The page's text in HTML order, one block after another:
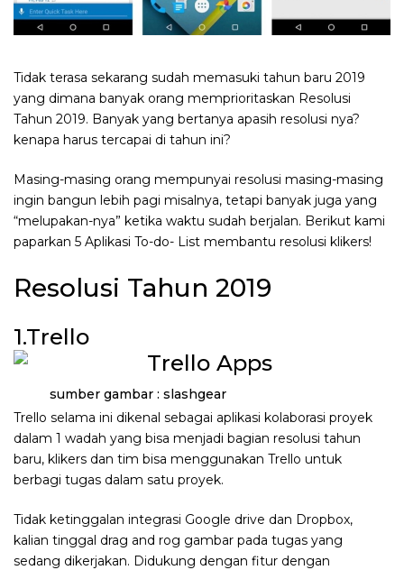
Tidak terasa sekarang sudah memasuki tahun baru 2019
yang dimana banyak orang memprioritaskan Resolusi
Tahun 2019. Banyak yang bertanya apasih resolusi nya?
kenapa harus tercapai di tahun ini?
Masing-masing orang mempunyai resolusi masing-masing
ingin bangun lebih pagi misalnya, tetapi banyak juga yang
“melupakan-nya” ketika waktu sudah berjalan. Berikut kami
paparkan 5 Aplikasi To-do- List membantu resolusi klikers!
Resolusi Tahun 2019
1.Trello
sumber gambar : slashgear
Trello selama ini dikenal sebagai aplikasi kolaborasi proyek
dalam 1 wadah yang bisa menjadi bagian resolusi tahun
baru, klikers dan tim bisa menggunakan Trello untuk
berbagi tugas dalam satu proyek.
Tidak ketinggalan integrasi Google drive dan Dropbox,
kalian tinggal drag and rog gambar pada tugas yang
sedang dikerjakan. Didukung dengan fitur dengan